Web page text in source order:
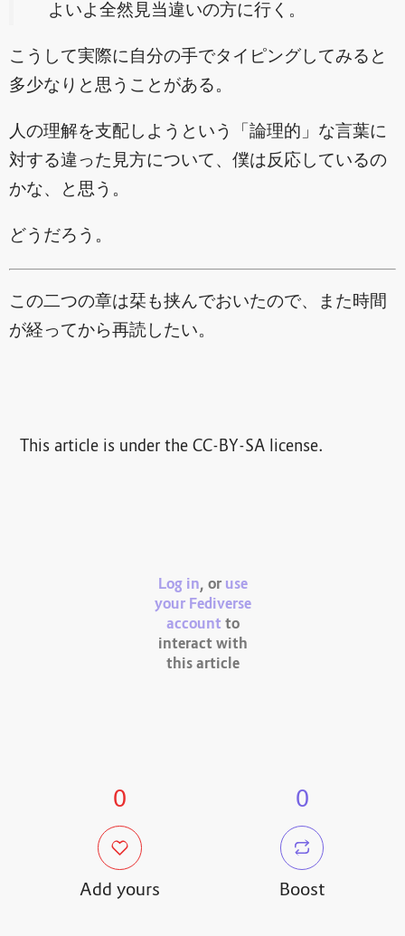
よいよ全然見当違いの方に行く。
こうして実際に自分の手でタイピングしてみると
多少なりと思うことがある。
人の理解を支配しようという「論理的」な言葉に
対する違った見方について、僕は反応しているの
かな、と思う。
どうだろう。
この二つの章は栞も挟んでおいたので、また時間
が経ってから再読したい。
This article is under the CC-BY-SA license.
Log in, or use
your Fediverse
account to
interact with
this article
0
Add yours
0
Boost